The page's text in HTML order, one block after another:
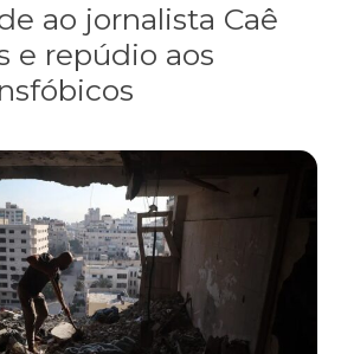
ao jornalista Caê
e repúdio aos
— enquanto o Conselho da Paz